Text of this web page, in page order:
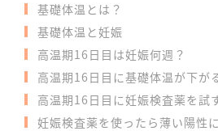
基礎体温とは？
基礎体温と妊娠
高温期16日目は妊娠何週？
高温期16日目に基礎体温が下が
高温期16日目に妊娠検査薬を試
妊娠検査薬を使ったら薄い陽性